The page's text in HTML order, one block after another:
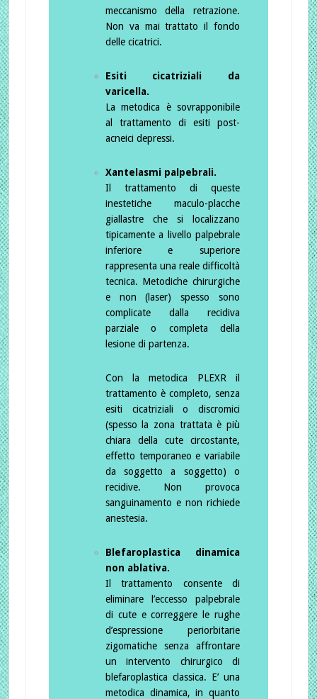
meccanismo della retrazione.
Non va mai trattato il fondo
delle cicatrici.
Esiti cicatriziali da
varicella.
La metodica è sovrapponibile
al trattamento di esiti post-
acneici depressi.
Xantelasmi palpebrali.
Il trattamento di queste
inestetiche maculo-placche
giallastre che si localizzano
tipicamente a livello palpebrale
inferiore e superiore
rappresenta una reale difficoltà
tecnica. Metodiche chirurgiche
e non (laser) spesso sono
complicate dalla recidiva
parziale o completa della
lesione di partenza.
Con la metodica PLEXR il
trattamento è completo, senza
esiti cicatriziali o discromici
(spesso la zona trattata è più
chiara della cute circostante,
effetto temporaneo e variabile
da soggetto a soggetto) o
recidive. Non provoca
sanguinamento e non richiede
anestesia.
Blefaroplastica dinamica
non ablativa.
Il trattamento consente di
eliminare l’eccesso palpebrale
di cute e correggere le rughe
d’espressione periorbitarie
zigomatiche senza affrontare
un intervento chirurgico di
blefaroplastica classica. E’ una
metodica dinamica, in quanto